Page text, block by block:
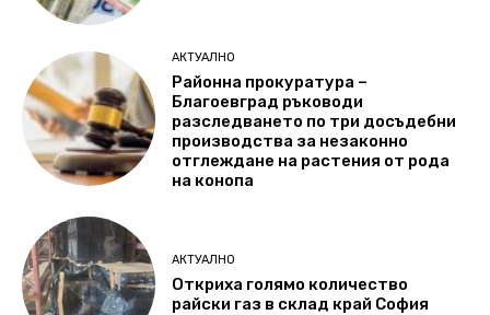
АКТУАЛНО
Районна прокуратура –
Благоевград ръководи
разследването по три досъдебни
производства за незаконно
отглеждане на растения от рода
на конопа
АКТУАЛНО
Откриха голямо количество
райски газ в склад край София